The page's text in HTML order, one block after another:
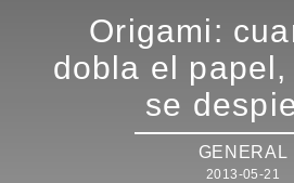
Origami:
dobla el
se
GENERAL
2013-05-21